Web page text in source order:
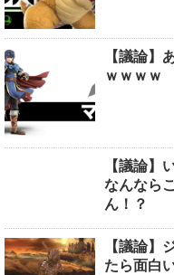
【議論】
ｗｗｗｗ
【議論】
なんなら
ん！？
【議論】
たら面白